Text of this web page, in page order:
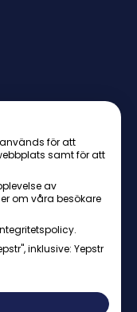
77 Johanneshov
för att
samt för att
av
om våra besökare
inklusive: Yepstr